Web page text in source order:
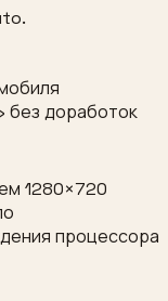
без доработок
1280×720
процессора